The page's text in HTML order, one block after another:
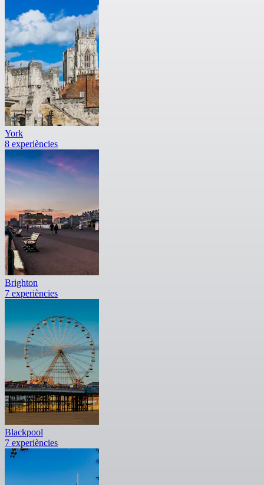
York
8 experiències
Brighton
7 experiències
Blackpool
7 experiències